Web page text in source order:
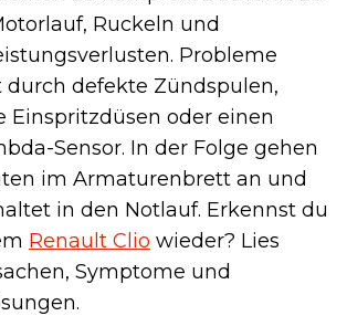
Ruckeln und
Probleme
defekte Zündspulen,
Einspritzdüsen oder einen
Sensor. In der Folge gehen
im Armaturenbrett an und
in den Notlauf. Erkennst du
Renault Clio wieder? Lies
Symptome und